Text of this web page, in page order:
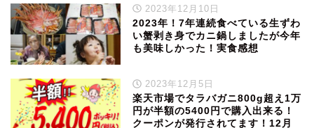
2023年12月10日
2023年！7年連続食べている生ずわ
い蟹剥き身でカニ鍋しましたが今年
も美味しかった！実食感想
2023年12月5日
楽天市場でタラバガニ800g超え1万
円が半額の5400円で購入出来る！
クーポンが発行されてます！12月